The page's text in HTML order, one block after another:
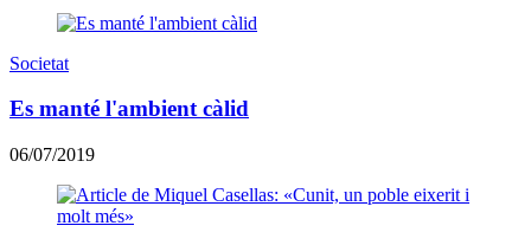
Societat
Es manté l'ambient càlid
06/07/2019